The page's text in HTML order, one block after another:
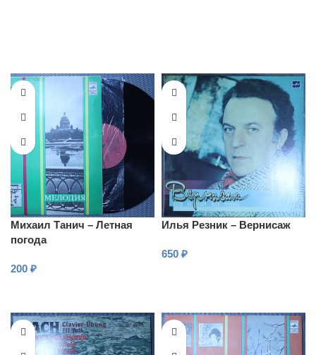
Михаил Танич – Летная
погода
200 ₽
Илья Резник – Вернисаж
650 ₽